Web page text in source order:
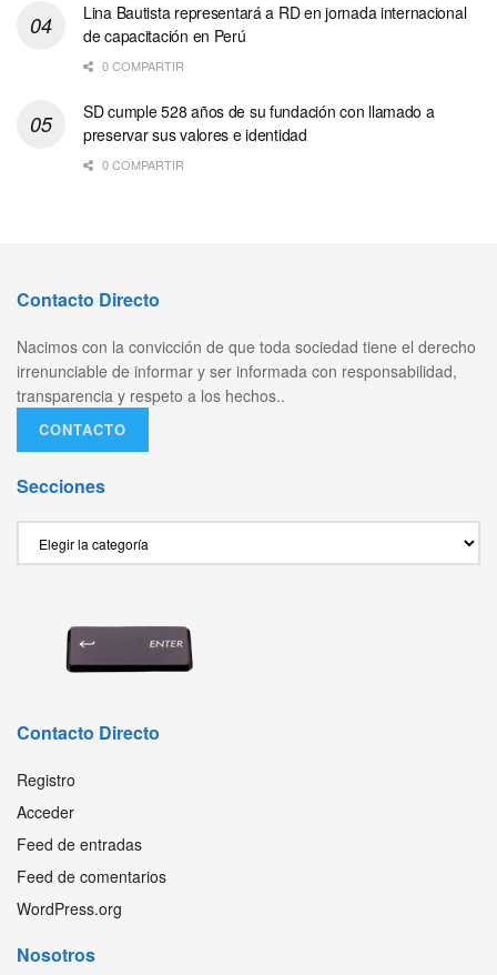
Lina Bautista representará a RD en jornada internacional
de capacitación en Perú
0 COMPARTIR
SD cumple 528 años de su fundación con llamado a
preservar sus valores e identidad
0 COMPARTIR
Contacto Directo
Nacimos con la convicción de que toda sociedad tiene el derecho
irrenunciable de informar y ser informada con responsabilidad,
transparencia y respeto a los hechos..
CONTACTO
Secciones
Contacto Directo
Registro
Acceder
Feed de entradas
Feed de comentarios
WordPress.org
Nosotros